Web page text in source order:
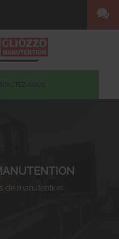
NOUS
de manutention